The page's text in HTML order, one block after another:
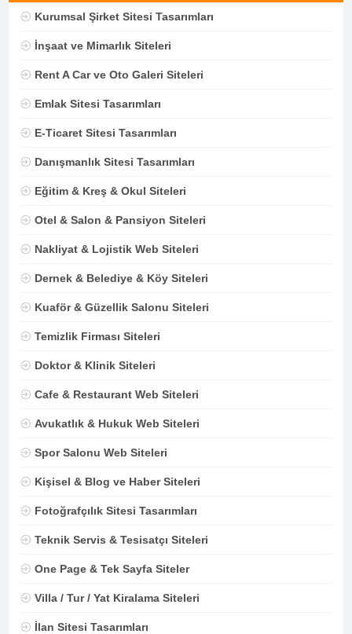
Kurumsal Şirket Sitesi Tasarımları
İnşaat ve Mimarlık Siteleri
Rent A Car ve Oto Galeri Siteleri
Emlak Sitesi Tasarımları
E-Ticaret Sitesi Tasarımları
Danışmanlık Sitesi Tasarımları
Eğitim & Kreş & Okul Siteleri
Otel & Salon & Pansiyon Siteleri
Nakliyat & Lojistik Web Siteleri
Dernek & Belediye & Köy Siteleri
Kuaför & Güzellik Salonu Siteleri
Temizlik Firması Siteleri
Doktor & Klinik Siteleri
Cafe & Restaurant Web Siteleri
Avukatlık & Hukuk Web Siteleri
Spor Salonu Web Siteleri
Kişisel & Blog ve Haber Siteleri
Fotoğrafçılık Sitesi Tasarımları
Teknik Servis & Tesisatçı Siteleri
One Page & Tek Sayfa Siteler
Villa / Tur / Yat Kiralama Siteleri
İlan Sitesi Tasarımları